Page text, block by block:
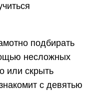
подбирать
несложных
или скрыть
с девятью